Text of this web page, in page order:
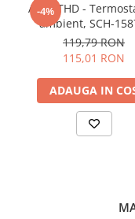
Prize TV
Prize și fișe industriale
Sonerii
Suporturi de fixare
Protecția circuitelor,
-4%
Acti9 THD -
ambient, SCH-
Schneider Electric
Schneider
119,79 RON
115,01 RON
ADAUGA IN